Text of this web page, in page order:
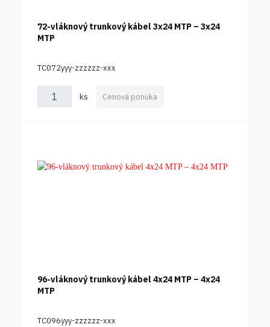
72-vláknový trunkový kábel 3x24 MTP – 3x24
MTP
TC072yyy-zzzzzz-xxx
ks Cenová ponuka
96-vláknový trunkový kábel 4x24 MTP – 4x24
MTP
TC096yyy-zzzzzz-xxx